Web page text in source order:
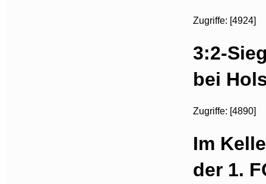
Zugriffe: [4924]
3:2-
bei
Zugriffe: [4890]
Im
der 1.